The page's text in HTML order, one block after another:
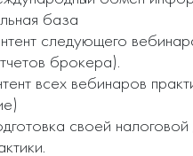
база
следующего
брокера).
всех вебинаров
своей налоговой